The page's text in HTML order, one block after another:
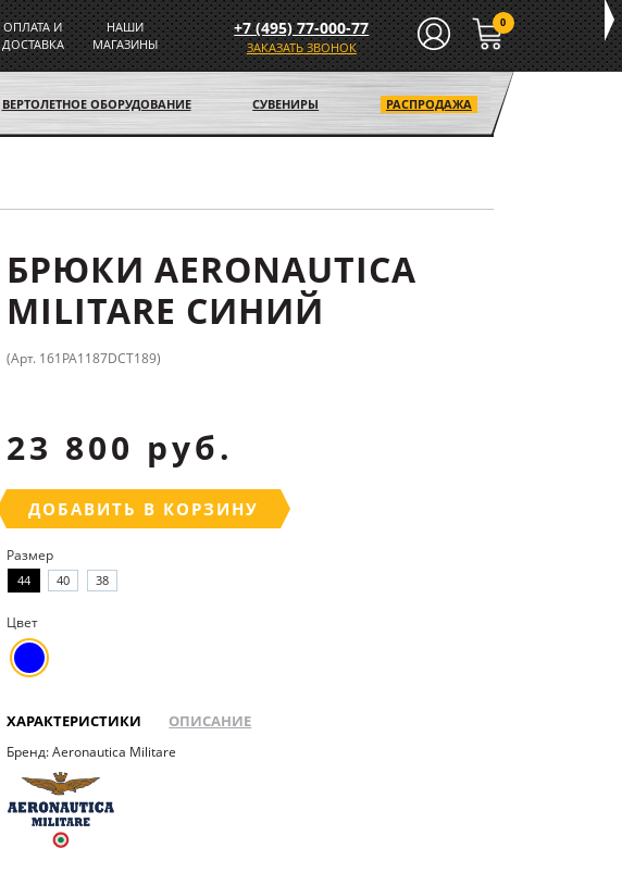
ОПЛАТА И
ДОСТАВКА
НАШИ
МАГАЗИНЫ
+7 (495) 77-000-77
ЗАКАЗАТЬ ЗВОНОК
0
ВЕРТОЛЕТНОЕ ОБОРУДОВАНИЕ СУВЕНИРЫ РАСПРОДАЖА
БРЮКИ AERONAUTICA
MILITARE СИНИЙ
(Арт. 161PA1187DCT189)
23 800 руб.
ДОБАВИТЬ В КОРЗИНУ
Размер
44 40 38
Цвет
ХАРАКТЕРИСТИКИ ОПИСАНИЕ
Бренд: Aeronautica Militare